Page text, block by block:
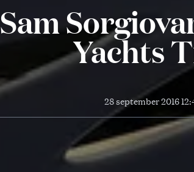
Sam
Yachts
28 september 2016